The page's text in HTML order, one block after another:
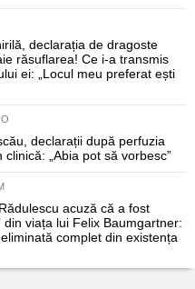
declarația de dragoste
răsuflarea! Ce i-a transmis
ei: „Locul meu preferat ești
declarații după perfuzia
clinică: „Abia pot să vorbesc”
acuză că a fost
din viața lui Felix Baumgartner:
eliminată complet din existența